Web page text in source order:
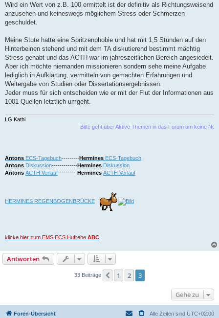
Wird ein Wert von z.B. 100 ermittelt ist der definitiv als Richtungsweisend
anzusehen und keineswegs möglichem Stress oder Schmerzen
geschuldet.
Meine Stute hatte eine Spritzenphobie und hat mit 1,5 Stunden auf den
Hinterbeinen stehend und mit dem TA diskutierend bestimmt mächtig
Stress gehabt und das ACTH war im jahreszeitlichen Bereich angesiedelt.
Aber ich möchte niemanden missionieren sondern sehe meine Aufgabe
lediglich in Aufklärung, vermitteln von gemachten Erfahrungen und
Weitergabe von Studien oder Dissertationsergebnissen.
Jeder muss für sich entscheiden wie er mit der Flut der Informationen aus
1001 Quellen letztlich umgeht.
LG Kathi
Bitte geht über Aktive Themen in das Forum um keine
Antons ECS-Tagebuch---------Hermines ECS-Tagebuch
Antons Diskussion-------------Hermines Diskussion
Antons ACTH Verlauf----------Hermines ACTH Verlauf
HERMINES REGENBOGENBRÜCKE
klicke hier zum EMS ECS Hufrehe ABC
Antworten
33 Beiträge Vorherige
1 2 3
Gehe zu
Foren-Übersicht Alle Zeiten sind UTC+02:00